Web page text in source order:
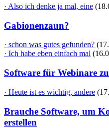
· Also ich denke ja mal, eine
Gabionenzaun?
· schon was gutes gefunden?
· Ich habe eben einfach mal
Software für Webinare
· Heute ist es wichtig, andere
Brauche Software, um
erstellen